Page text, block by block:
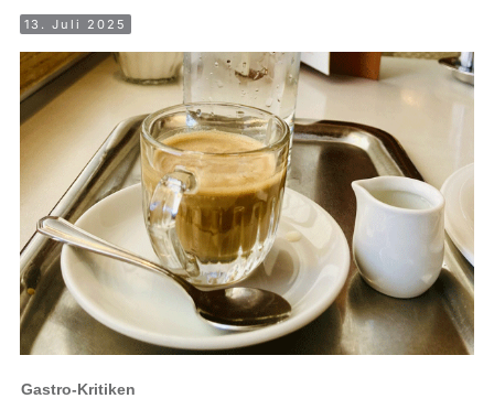
13. Juli 2025
Gastro-Kritiken